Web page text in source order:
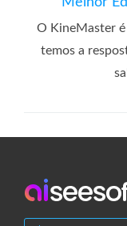
O KineMaster
temos a